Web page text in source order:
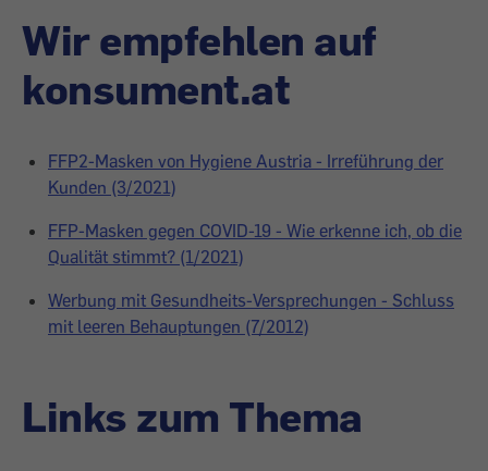
Wir empfehlen auf
konsument.at
FFP2-Masken von Hygiene Austria - Irreführung der
Kunden (3/2021)
FFP-Masken gegen COVID-19 - Wie erkenne ich, ob die
Qualität stimmt? (1/2021)
Werbung mit Gesundheits-Versprechungen - Schluss
mit leeren Behauptungen (7/2012)
Links zum Thema